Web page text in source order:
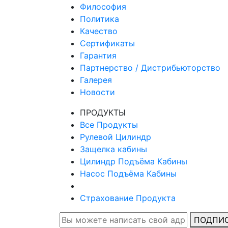
Философия
Политика
Качество
Сертификаты
Гарантия
Партнерство / Дистрибьюторство
Галерея
Новости
ПРОДУКТЫ
Все Продукты
Рулевой Цилиндр
Защелка кабины
Цилиндр Подъёма Кабины
Насос Подъёма Кабины
Страхование Продукта